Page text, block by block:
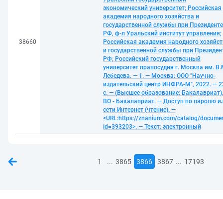
38660
экономический университет; Российская
академия народного хозяйства и
государственной службы при Президенте
РФ, ф-л Уральский институт управления;
Российская академия народного
и государственной службы при
РФ; Российский государственный
университет правосудия г. Москва им.
Лебедева. — 1. — Москва: ООО "Научно-
издательский центр ИНФРА-М", 2022. —
с. — (Высшее образование:
ВО - Бакалавриат. — Доступ по паролю
сети Интернет (чтение). —
<URL:https://znanium.com/catalog/
id=393203>. — Текст: электронный
1 ... 3865 3866 3867 ... 17193